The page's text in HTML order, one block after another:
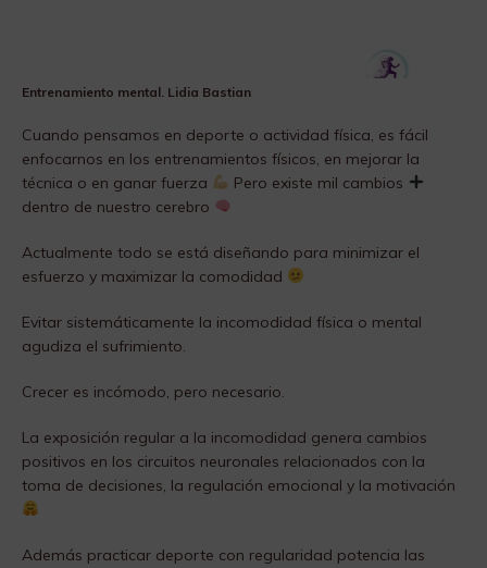
Entrenamiento mental. Lidia Bastian
Cuando pensamos en deporte o actividad física, es fácil
enfocarnos en los entrenamientos físicos, en mejorar la
técnica o en ganar fuerza
Pero existe mil cambios
dentro de nuestro cerebro
Actualmente todo se está diseñando para minimizar el
esfuerzo y maximizar la comodidad
Evitar sistemáticamente la incomodidad física o mental
agudiza el sufrimiento.
Crecer es incómodo, pero necesario.
La exposición regular a la incomodidad genera cambios
positivos en los circuitos neuronales relacionados con la
toma de decisiones, la regulación emocional y la motivación
Además practicar deporte con regularidad potencia las